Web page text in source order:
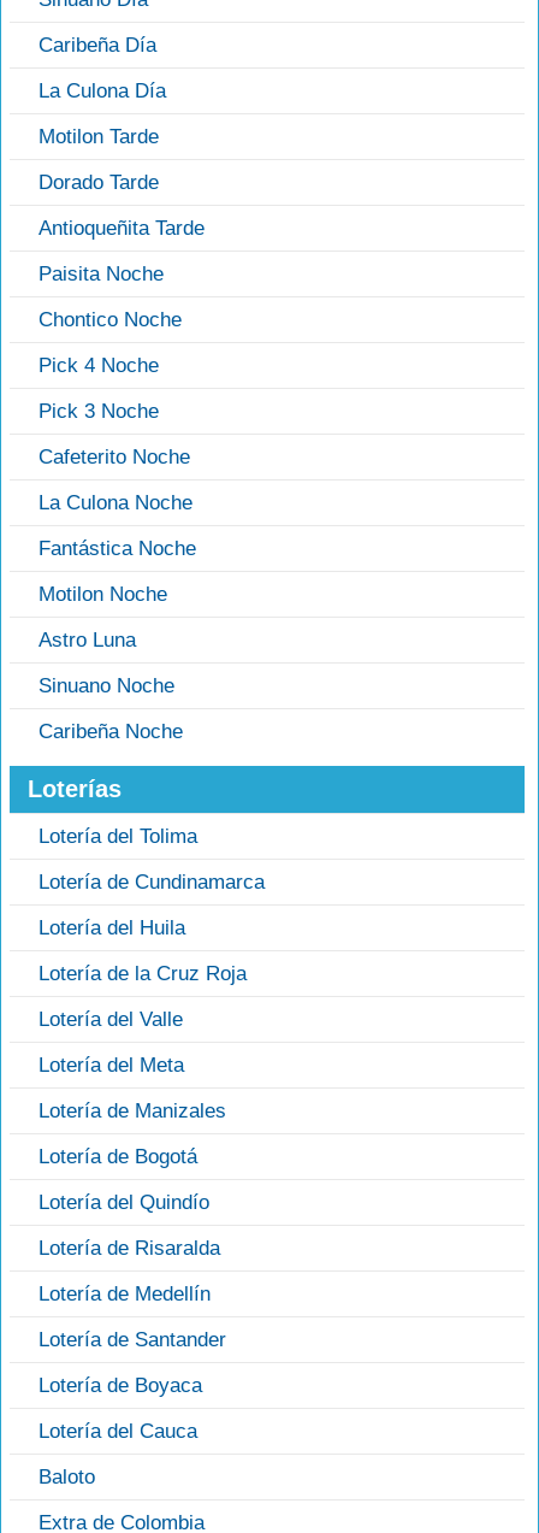
Caribeña Día
La Culona Día
Motilon Tarde
Dorado Tarde
Antioqueñita Tarde
Paisita Noche
Chontico Noche
Pick 4 Noche
Pick 3 Noche
Cafeterito Noche
La Culona Noche
Fantástica Noche
Motilon Noche
Astro Luna
Sinuano Noche
Caribeña Noche
Loterías
Lotería del Tolima
Lotería de Cundinamarca
Lotería del Huila
Lotería de la Cruz Roja
Lotería del Valle
Lotería del Meta
Lotería de Manizales
Lotería de Bogotá
Lotería del Quindío
Lotería de Risaralda
Lotería de Medellín
Lotería de Santander
Lotería de Boyaca
Lotería del Cauca
Baloto
Extra de Colombia